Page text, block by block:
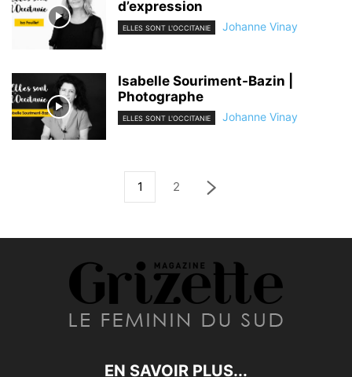
d’expression
ELLES SONT L'OCCITANIE Johanne Vinay
Isabelle Souriment-Bazin |
Photographe
ELLES SONT L'OCCITANIE Johanne Vinay
1 2
EN SAVOIR PLUS...